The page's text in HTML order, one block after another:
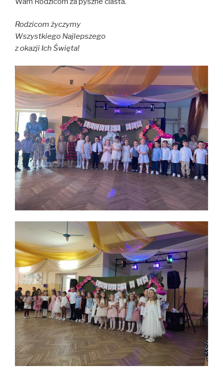
Rodzicom życzymy
Wszystkiego Najlepszego
z okazji Ich Święta!